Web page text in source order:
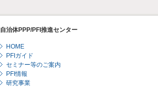
自治体PPP/PFI推進センター
HOME
PFIガイド
セミナー等のご案内
PFI情報
研究事業